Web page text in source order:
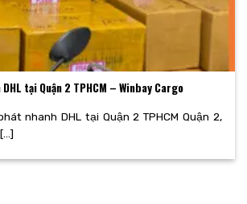
tại Quận 2 TPHCM – Winbay Cargo
nhanh DHL tại Quận 2 TPHCM Quận 2,